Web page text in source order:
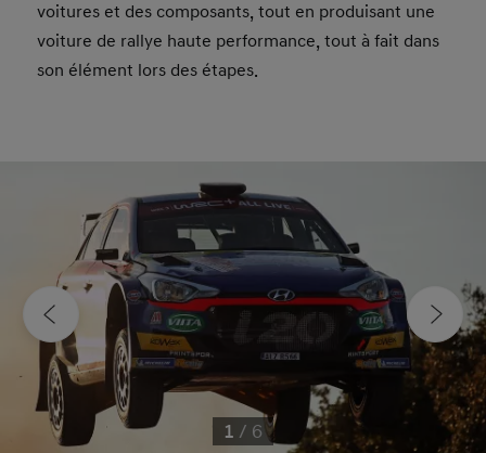
voitures et des composants, tout en produisant une
voiture de rallye haute performance, tout à fait dans
son élément lors des étapes.
1 / 6